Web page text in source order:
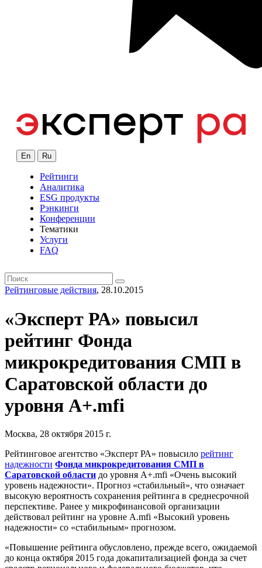
En Ru
Рейтинги
Аналитика
ESG продукты
Рэнкинги
Конференции
Тематики
Услуги
FAQ
Рейтинговые действия, 28.10.2015
«Эксперт РА» повысил
рейтинг Фонда
микрокредитования СМП в
Саратовской области до
уровня A+.mfi
Москва, 28 октября 2015 г.
Рейтинговое агентство «Эксперт РА» повысило рейтинг
надежности Фонда микрокредитования СМП в
Саратовской области до уровня А+.mfi «Очень высокий
уровень надежности». Прогноз «стабильный», что означает
высокую вероятность сохранения рейтинга в среднесрочной
перспективе. Ранее у микрофинансовой организации
действовал рейтинг на уровне A.mfi «Высокий уровень
надежности» со «стабильным» прогнозом.
«Повышение рейтинга обусловлено, прежде всего, ожидаемой
до конца октября 2015 года докапитализацией фонда за счет